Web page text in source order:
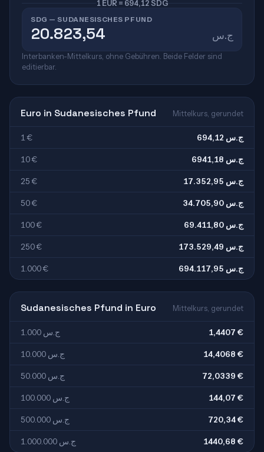
1 EUR = 694,12 SDG
SDG — SUDANESISCHES PFUND
ج.س
Interbanken-Mittelkurs, ohne Gebühren. Beide Felder sind
editierbar.
Euro in Sudanesisches Pfund Mittelkurs, gerundet
1 € 694,12 ج.س
10 € 6941,18 ج.س
25 € 17.352,95 ج.س
50 € 34.705,90 ج.س
100 € 69.411,80 ج.س
250 € 173.529,49 ج.س
1.000 € 694.117,95 ج.س
Sudanesisches Pfund in Euro Mittelkurs, gerundet
1.000 ج.س 1,4407 €
10.000 ج.س 14,4068 €
50.000 ج.س 72,0339 €
100.000 ج.س 144,07 €
500.000 ج.س 720,34 €
1.000.000 ج.س 1440,68 €